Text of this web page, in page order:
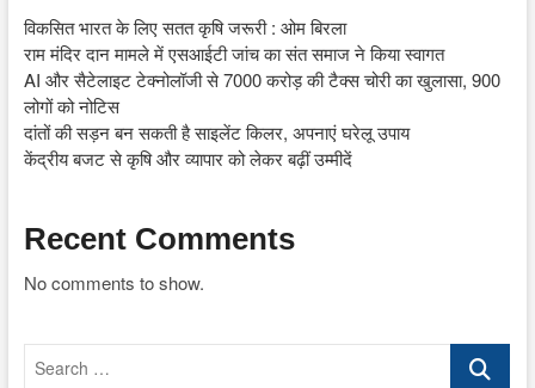
विकसित भारत के लिए सतत कृषि जरूरी : ओम बिरला
राम मंदिर दान मामले में एसआईटी जांच का संत समाज ने किया स्वागत
AI और सैटेलाइट टेक्नोलॉजी से 7000 करोड़ की टैक्स चोरी का खुलासा, 900
लोगों को नोटिस
दांतों की सड़न बन सकती है साइलेंट किलर, अपनाएं घरेलू उपाय
केंद्रीय बजट से कृषि और व्यापार को लेकर बढ़ीं उम्मीदें
Recent Comments
No comments to show.
Search